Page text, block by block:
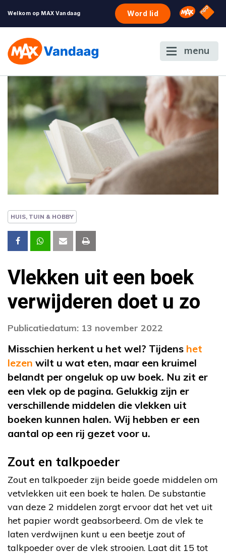
Welkom op MAX Vandaag Word lid Omroep
NPO
menu
HUIS, TUIN & HOBBY
Vlekken uit een boek
verwijderen doet u zo
Publicatiedatum: 13 november 2022
Misschien herkent u het wel? Tijdens het
lezen wilt u wat eten, maar een kruimel
belandt per ongeluk op uw boek. Nu zit er
een vlek op de pagina. Gelukkig zijn er
verschillende middelen die vlekken uit
boeken kunnen halen. Wij hebben er een
aantal op een rij gezet voor u.
Zout en talkpoeder
Zout en talkpoeder zijn beide goede middelen om
vetvlekken uit een boek te halen. De substantie
van deze 2 middelen zorgt ervoor dat het vet uit
het papier wordt geabsorbeerd. Om de vlek te
laten verdwijnen kunt u een beetje zout of
talkpoeder over de vlek strooien. Laat dit 15 tot